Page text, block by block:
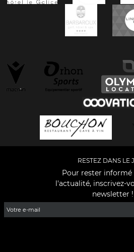
RESTEZ DANS LE
Pour rester
l'actualité, inscrivez-
newsletter !